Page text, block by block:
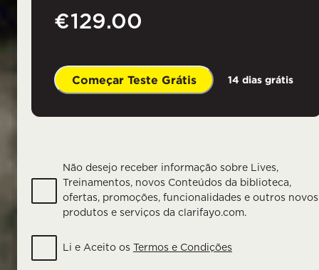
€129.00
Começar Teste Grátis 14 dias grátis
Não desejo receber informação sobre Lives,
Treinamentos, novos Conteúdos da biblioteca,
ofertas, promoções, funcionalidades e outros novos
produtos e serviços da clarifayo.com.
Li e Aceito os Termos e Condições